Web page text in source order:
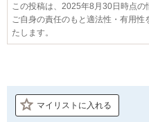
この投稿は、2025年8月30日時点の
ご自身の責任のもと適法性・有用
たします。
マイリストに入れる